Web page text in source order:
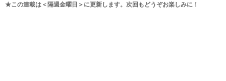
★この連載は＜隔週金曜日＞に更新します。次回もどうぞお楽しみに！